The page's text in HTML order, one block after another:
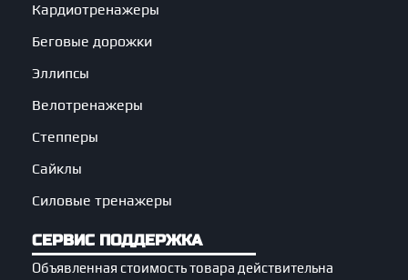
Кардиотренажеры
Беговые дорожки
Эллипсы
Велотренажеры
Степперы
Сайклы
Силовые тренажеры
СЕРВИС ПОДДЕРЖКА
Объявленная стоимость товара действительна